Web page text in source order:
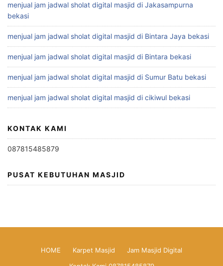
menjual jam jadwal sholat digital masjid di Jakasampurna
bekasi
menjual jam jadwal sholat digital masjid di Bintara Jaya bekasi
menjual jam jadwal sholat digital masjid di Bintara bekasi
menjual jam jadwal sholat digital masjid di Sumur Batu bekasi
menjual jam jadwal sholat digital masjid di cikiwul bekasi
KONTAK KAMI
087815485879
PUSAT KEBUTUHAN MASJID
HOME Karpet Masjid
Jam Masjid Digital